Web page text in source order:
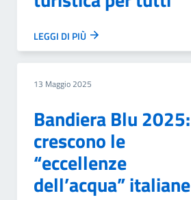
LEGGI DI PIÙ
13 Maggio 2025
Bandiera Blu 2025:
crescono le
“eccellenze
dell’acqua” italiane